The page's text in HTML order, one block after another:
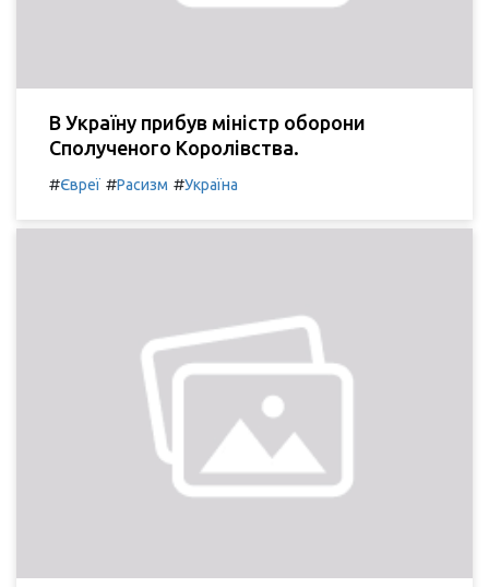
В Україну прибув міністр оборони
Сполученого Королівства.
#Євреї #Расизм #Україна